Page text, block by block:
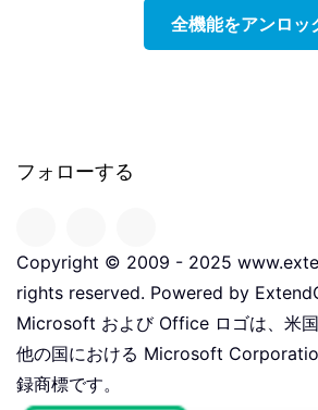
全機能をアンロッ
フォローする
Copyright © 2009 - 2025
rights reserved. Powered by
Microsoft および Office ロゴは、米
他の国における Microsoft
録商標です。